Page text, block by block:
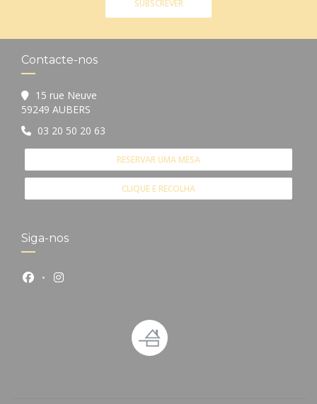
SUBSCREVER
Contacte-nos
15 rue Neuve
59249 AUBERS
03 20 50 20 63
RESERVAR UMA MESA
CLIQUE E RECOLHA
Siga-nos
Facebook ((abre numa nova janela))
Instagram ((abre numa nova janela))